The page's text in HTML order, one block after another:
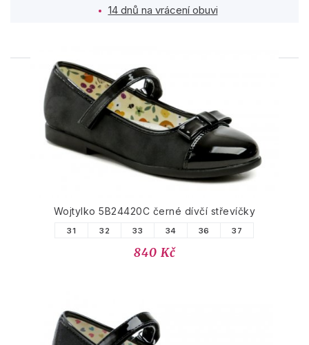
14 dnů na vrácení obuvi
PODOBNÉ PRODUKTY
Wojtylko 5B24420C černé dívčí střevíčky
31 32 33 34 36 37
840 Kč